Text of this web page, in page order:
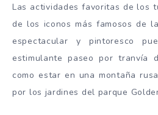
Las actividades favoritas de los
de los iconos más famosos de
espectacular y pintoresco
estimulante paseo por tranvía
como estar en una montaña
por los jardines del parque